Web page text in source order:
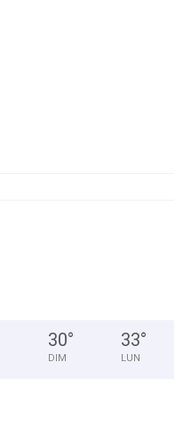
30°
DIM
33°
LUN